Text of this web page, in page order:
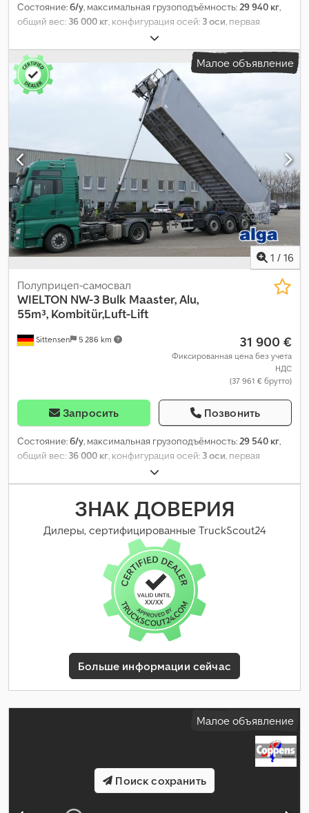
Состояние:б/у, максимальная грузоподъёмность:29 940 кг,
общий вес: 36 000 кг, конфигурация осей: 3 оси, первая
, следующая проверка (TÜV):
длина грузового отсека:7 400 мм, ширина пространства для
загрузки:
, высота грузового отсека:1 800 мм, объем
грузового пространства:
31 м³, общая ширина:
высота:
, Оборудование: ABS
Малое объявление
1 / 16
Sittensen 5 286 km
Полуприцеп-самосвал
WIELTON NW-3 Bulk Maaster, Alu,
55m³, Kombitür,Luft-Lift
31 900 €
Фиксированная цена без учета
НДС
(37 961 € брутто)
Запросить Позвонить
Состояние:б/у, максимальная грузоподъёмность:29 540 кг,
общий вес: 36 000 кг, конфигурация осей: 3 оси, первая
, длина грузового отсека:
ширина пространства для загрузки:2 460 мм, высота
грузового отсека: 2 250 мм , объем грузового пространства:
, общая ширина:2 550 мм, общая высота:3 860 мм
Оборудование: ABS,
ЗНАК ДОВЕРИЯ
Дилеры, сертифицированные TruckScout24
Больше информации сейчас
Малое объявление
Поиск сохранить